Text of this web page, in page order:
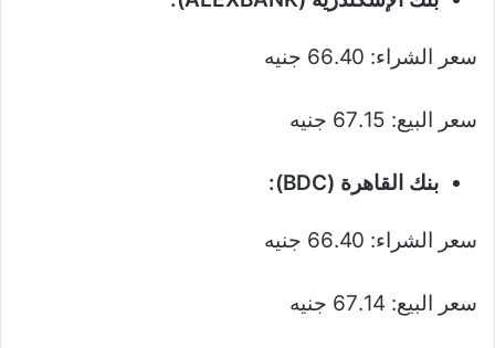
سعر الشراء: 66.40 جنيه
سعر البيع: 67.15 جنيه
بنك القاهرة (BDC):
سعر الشراء: 66.40 جنيه
سعر البيع: 67.14 جنيه